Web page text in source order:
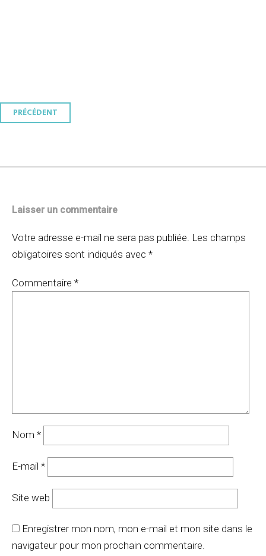
Navigation
PRÉCÉDENT
Laisser un commentaire
Votre adresse e-mail ne sera pas publiée. Les champs
obligatoires sont indiqués avec *
Commentaire *
Nom *
E-mail *
Site web
Enregistrer mon nom, mon e-mail et mon site dans le
navigateur pour mon prochain commentaire.